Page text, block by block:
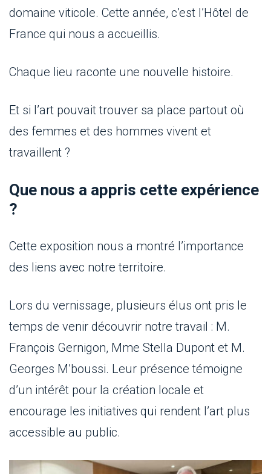
domaine viticole. Cette année, c’est l’Hôtel de
France qui nous a accueillis.
Chaque lieu raconte une nouvelle histoire.
Et si l’art pouvait trouver sa place partout où
des femmes et des hommes vivent et
travaillent ?
Que nous a appris cette expérience
?
Cette exposition nous a montré l’importance
des liens avec notre territoire.
Lors du vernissage, plusieurs élus ont pris le
temps de venir découvrir notre travail : M.
François Gernigon, Mme Stella Dupont et M.
Georges M’boussi. Leur présence témoigne
d’un intérêt pour la création locale et
encourage les initiatives qui rendent l’art plus
accessible au public.